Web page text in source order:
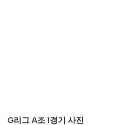
G리그 A조 1경기 사진